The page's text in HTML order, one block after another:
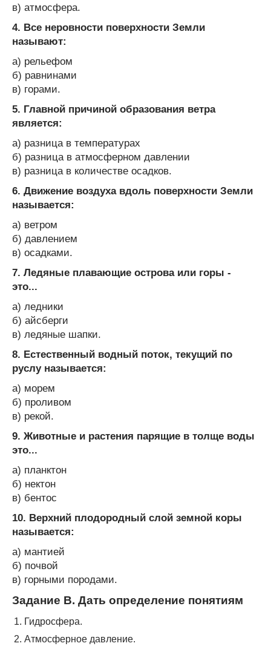
в) атмосфера.
4. Все неровности поверхности Земли
называют:
а) рельефом
б) равнинами
в) горами.
5. Главной причиной образования ветра
является:
а) разница в температурах
б) разница в атмосферном давлении
в) разница в количестве осадков.
6. Движение воздуха вдоль поверхности Земли
называется:
а) ветром
б) давлением
в) осадками.
7. Ледяные плавающие острова или горы -
это...
а) ледники
б) айсберги
в) ледяные шапки.
8. Естественный водный поток, текущий по
руслу называется:
а) морем
б) проливом
в) рекой.
9. Животные и растения парящие в толще воды
это...
а) планктон
б) нектон
в) бентос
10. Верхний плодородный слой земной коры
называется:
а) мантией
б) почвой
в) горными породами.
Задание В. Дать определение понятиям
Гидросфера.
Атмосферное давление.